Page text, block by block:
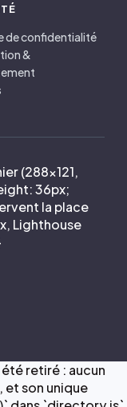
de confidentialité
&
(288×121,
36px;
la place
Lighthouse
retiré : aucun
son unique